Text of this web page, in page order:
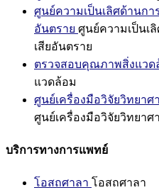
ศูนย์ความเป็นเลิศด้านกา
อันตราย ศูนย์ความเป็นเ
เสียอันตราย
ตรวจสอบคุณภาพสิ่งแวด
แวดล้อม
ศูนย์เครื่องมือวิจัยวิทยาศ
ศูนย์เครื่องมือวิจัยวิทยาศ
บริการทางการแพทย์
โอสถศาลา โอสถศาลา